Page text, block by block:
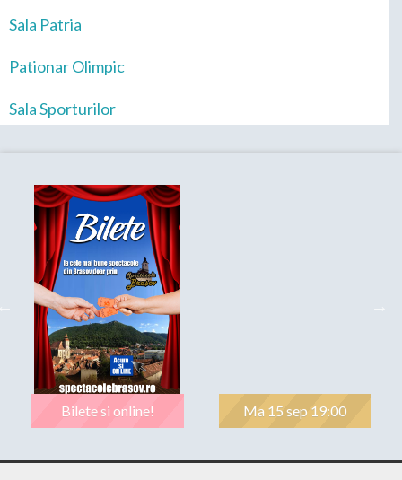
Sala Patria
Pationar Olimpic
Sala Sporturilor
Bilete si online! Ma 15 sep 19:00